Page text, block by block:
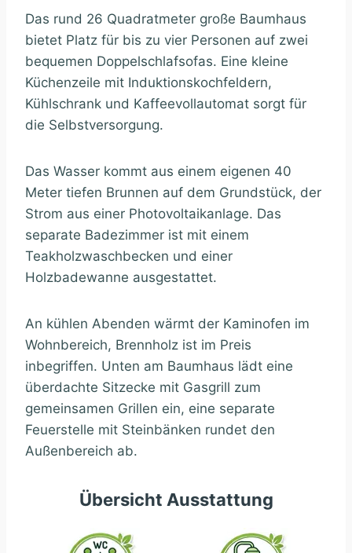
Das rund 26 Quadratmeter große Baumhaus
bietet Platz für bis zu vier Personen auf zwei
bequemen Doppelschlafsofas. Eine kleine
Küchenzeile mit Induktionskochfeldern,
Kühlschrank und Kaffeevollautomat sorgt für
die Selbstversorgung.
Das Wasser kommt aus einem eigenen 40
Meter tiefen Brunnen auf dem Grundstück, der
Strom aus einer Photovoltaikanlage. Das
separate Badezimmer ist mit einem
Teakholzwaschbecken und einer
Holzbadewanne ausgestattet.
An kühlen Abenden wärmt der Kaminofen im
Wohnbereich, Brennholz ist im Preis
inbegriffen. Unten am Baumhaus lädt eine
überdachte Sitzecke mit Gasgrill zum
gemeinsamen Grillen ein, eine separate
Feuerstelle mit Steinbänken rundet den
Außenbereich ab.
Übersicht Ausstattung